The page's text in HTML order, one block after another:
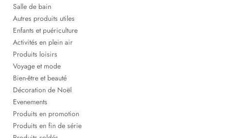
Salle de bain
Autres produits utiles
Enfants et puériculture
Activités en plein air
Produits loisirs
Voyage et mode
Bien-être et beauté
Décoration de Noël
Evenements
Produits en promotion
Produits en fin de série